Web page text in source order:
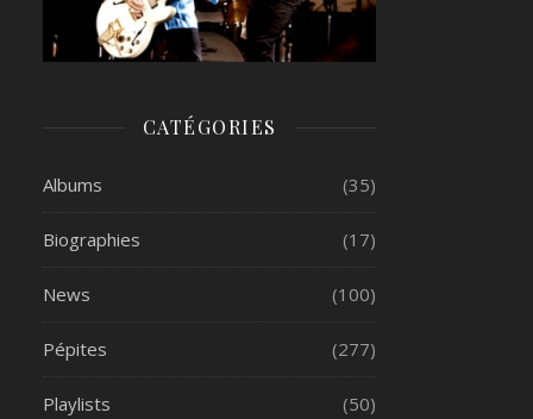
CATÉGORIES
Albums (35)
Biographies (17)
News (100)
Pépites (277)
Playlists (50)